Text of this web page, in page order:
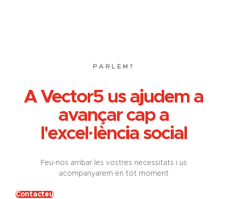
PARLEM?
A Vector5 us ajudem a
avançar cap a
l'excel·lència social
Feu-nos arribar les vostres necessitats i us
acompanyarem en tot moment
Contacteu